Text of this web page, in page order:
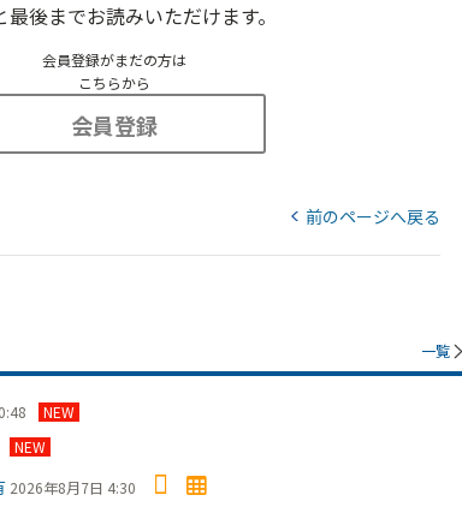
後までお読みいただけます。
会員登録がまだの方は
こちらから
会員登録
前のページへ戻る
一覧
NEW
NEW
2026年8月7日 4:30